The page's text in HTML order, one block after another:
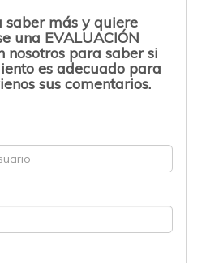
saber más y quiere
una EVALUACIÓN
nosotros para saber si
es adecuado para
sus comentarios.